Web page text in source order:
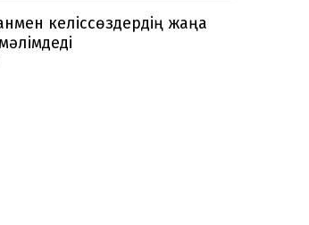
келіссөздердің жаңа